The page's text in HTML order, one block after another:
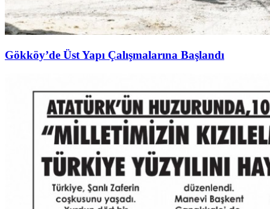
Gökköy’de Üst Yapı Çalışmalarına Başlandı